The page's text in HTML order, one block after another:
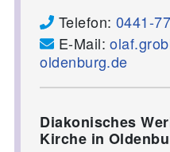
Telefon: 0441-
E-Mail:
oldenburg.de
Diakonisches
Kirche in